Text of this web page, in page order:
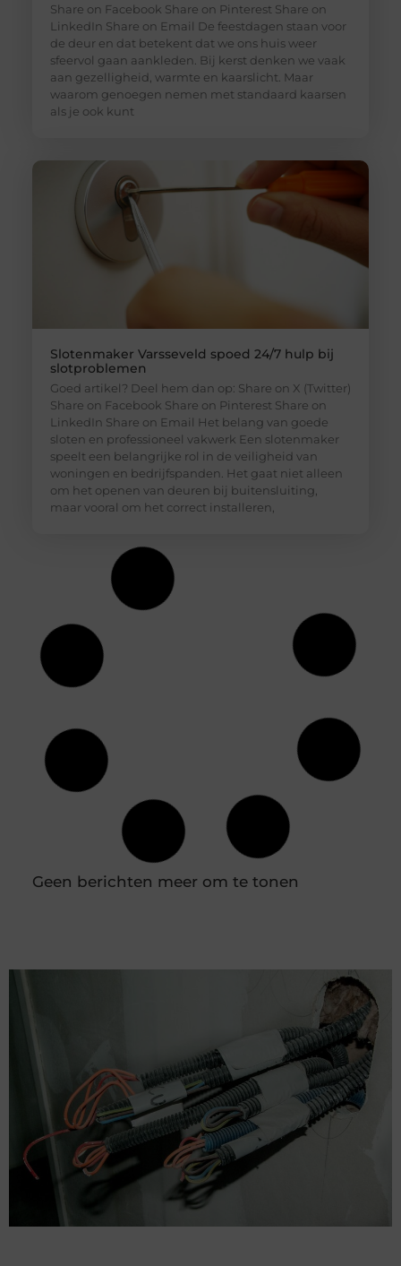
Share on Facebook Share on Pinterest Share on
LinkedIn Share on Email De feestdagen staan voor
de deur en dat betekent dat we ons huis weer
sfeervol gaan aankleden. Bij kerst denken we vaak
aan gezelligheid, warmte en kaarslicht. Maar
waarom genoegen nemen met standaard kaarsen
als je ook kunt
Slotenmaker Varsseveld spoed 24/7 hulp bij
slotproblemen
Goed artikel? Deel hem dan op: Share on X (Twitter)
Share on Facebook Share on Pinterest Share on
LinkedIn Share on Email Het belang van goede
sloten en professioneel vakwerk Een slotenmaker
speelt een belangrijke rol in de veiligheid van
woningen en bedrijfspanden. Het gaat niet alleen
om het openen van deuren bij buitensluiting,
maar vooral om het correct installeren,
Slotenmaker Nieuwerkerk aan den IJssel met
spoedservice
Goed artikel? Deel hem dan op: Share on X (Twitter)
Share on Facebook Share on Pinterest Share on
LinkedIn Share on Email Wat doet een
slotenmaker precies? Een slotenmaker houdt zich
bezig met het openen, repareren en vervangen
sluitwerk. Dit kan gaan om een buitensluiting, een
Slotenmaker Haaften voor snelle en veilige
hulp
Goed artikel? Deel hem dan op: Share on X (Twitter)
Share on Facebook Share on Pinterest Share on
LinkedIn Share on Email Waarom een ervaren
slotenmaker onmisbaar is Goede sloten zijn